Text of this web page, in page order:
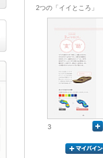
2つの「イイところ」
3